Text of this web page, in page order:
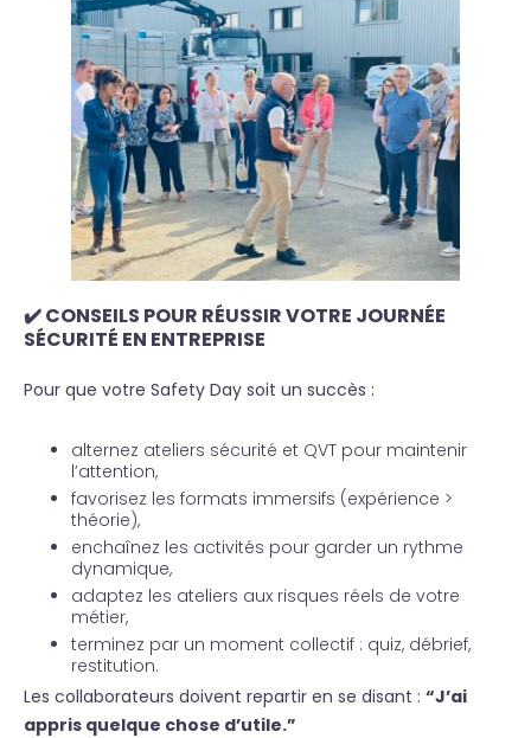
✔️CONSEILS POUR RÉUSSIR VOTRE JOURNÉE
SÉCURITÉ EN ENTREPRISE
Pour que votre Safety Day soit un succès :
alternez ateliers sécurité et QVT pour maintenir
l’attention,
favorisez les formats immersifs (expérience >
théorie),
enchaînez les activités pour garder un rythme
dynamique,
adaptez les ateliers aux risques réels de votre
métier,
terminez par un moment collectif : quiz, débrief,
restitution.
Les collaborateurs doivent repartir en se disant : “J’ai
appris quelque chose d’utile.”